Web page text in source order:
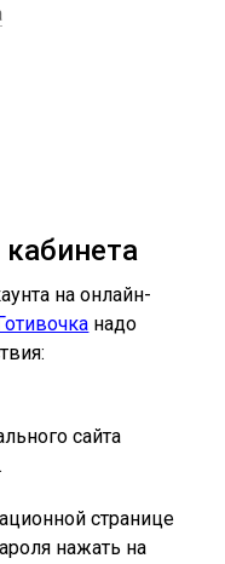
на онлайн-
Готивочка надо
сайта
странице
нажать на